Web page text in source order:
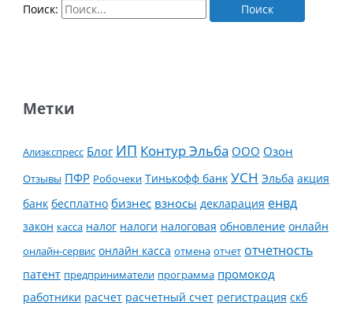
Поиск:
Метки
Алиэкспресс Блог ИП Контур Эльба ООО Озон
Отзывы ПФР Робочеки Тинькофф банк УСН Эльба акция
банк бесплатно бизнес взносы декларация енвд
закон касса налог налоги налоговая обновление онлайн
онлайн-сервис онлайн касса отмена отчет отчетность
патент предприниматели программа промокод
работники расчет расчетный счет регистрация скб